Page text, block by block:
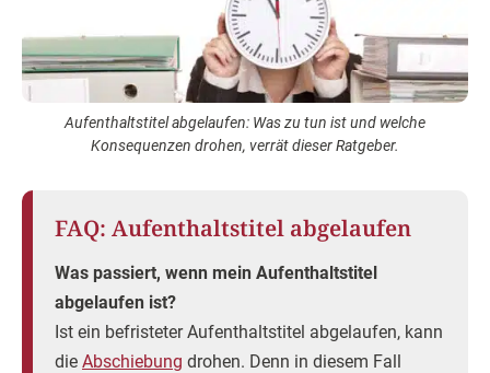
Aufenthaltstitel abgelaufen: Was zu tun ist und welche
Konsequenzen drohen, verrät dieser Ratgeber.
FAQ: Aufenthaltstitel abgelaufen
Was passiert, wenn mein Aufenthaltstitel
abgelaufen ist?
Ist ein befristeter Aufenthaltstitel abgelaufen, kann
die Abschiebung drohen. Denn in diesem Fall